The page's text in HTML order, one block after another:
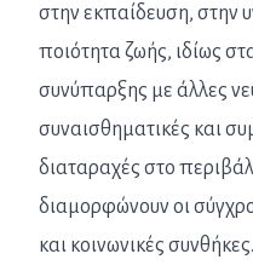
στην εκπαίδευση, στην
ποιότητα ζωής, ιδίως
συνύπαρξης με άλλες
συναισθηματικές και
διαταραχές στο
διαμορφώνουν οι
και κοινωνικές συνθήκες.